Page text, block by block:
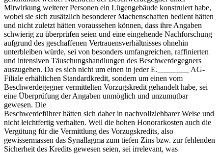
Mitwirkung weiterer Personen ein Lügengebäude konstruiert habe,
wobei sie sich zusätzlich besonderer Machenschaften bedient hätten
und nicht zuletzt hätten voraussehen können, dass ihre Angaben
schwierig zu überprüfen seien und eine eingehende Nachforschung
aufgrund des geschaffenen Vertrauensverhältnisses ohnehin
unterbleiben würde, sei von besonders umfangreichen, raffinierten
und intensiven Täuschungshandlungen des Beschwerdegegners
auszugehen. Da es sich nicht um einen in jeder E.________ AG-
Filiale erhältlichen Standardkredit, sondern um einen vom
Beschwerdegegner vermittelten Vorzugskredit gehandelt habe, sei
eine Überprüfung der Angaben unmöglich und unzumutbar
gewesen. Die
Beschwerdeführer hätten sich daher in nachvollziehbarer Weise und
nicht leichtfertig verhalten. Weil die hohen Honorarkosten auch die
Vergütung für die Vermittlung des Vorzugskredits, also
gewissermassen das Synallagma zum tiefen Zins bzw. zur fehlenden
Sicherheit des Kredits gewesen seien, sei irrelevant, was